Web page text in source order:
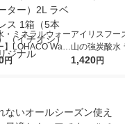
・ミネラルウォー
】LOHACO Wate
ハコウォータ
円
アイリスフー
山の強炭酸水
レス 500ml 1
1,420円
ないオールシーズン使え